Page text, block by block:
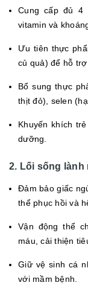
Cung cấp đủ 4
vitamin và
Ưu tiên thực
củ quả) để hỗ trợ
Bổ sung thực
thịt đỏ), selen
Khuyến khích
dưỡng.
2. Lối sống lành
Đảm bảo giấc
thể phục hồi và
Vận động thể
máu, cải thiện
Giữ vệ sinh cá
với mầm bệnh.